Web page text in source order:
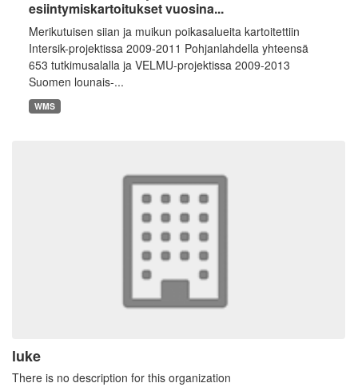
luke
There is no description for this organization
esiintymiskartoitukset vuosina...
Merikutuisen siian ja muikun poikasalueita kartoitettiin
Intersik-projektissa 2009-2011 Pohjanlahdella yhteensä
653 tutkimusalalla ja VELMU-projektissa 2009-2013
Suomen lounais-...
WMS